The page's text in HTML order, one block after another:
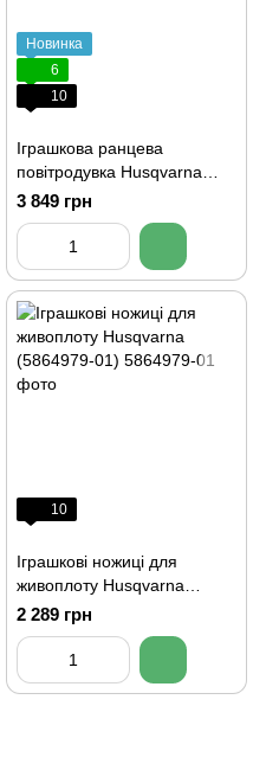
Новинка
6
10
Іграшкова ранцева
повітродувка Husqvarna
150BT Bubble (5462723-01)
3 849 грн
10
Іграшкові ножиці для
живоплоту Husqvarna
(5864979-01)
2 289 грн